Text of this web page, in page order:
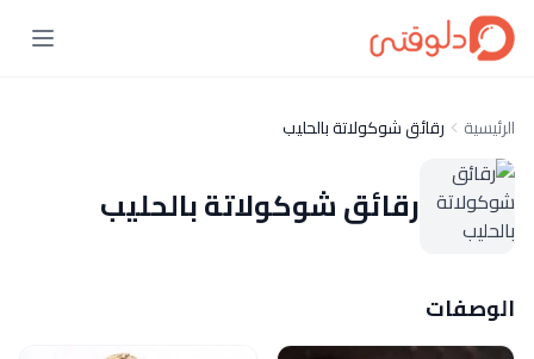
الرئيسية رقائق شوكولاتة بالحليب
رقائق شوكولاتة بالحليب
الوصفات